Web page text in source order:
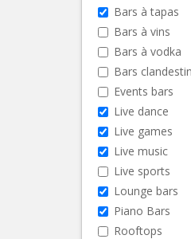
Bars à tapas
Bars à vins
Bars à vodka
Bars
Events bars
Live dance
Live games
Live music
Live sports
Lounge bars
Piano Bars
Rooftops